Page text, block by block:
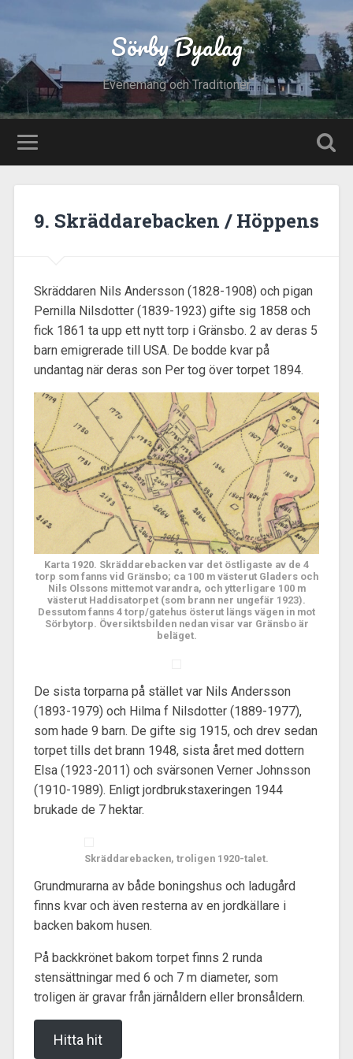
Sörby Byalag
Evenemang och Traditioner
9. Skräddarebacken / Höppens
Skräddaren Nils Andersson (1828-1908) och pigan
Pernilla Nilsdotter (1839-1923) gifte sig 1858 och
fick 1861 ta upp ett nytt torp i Gränsbo. 2 av deras 5
barn emigrerade till USA. De bodde kvar på
undantag när deras son Per tog över torpet 1894.
Karta 1920. Skräddarebacken var det östligaste av de 4
torp som fanns vid Gränsbo; ca 100 m västerut Gladers och
Nils Olssons mittemot varandra, och ytterligare 100 m
västerut Haddisatorpet (som brann ner ungefär 1923).
Dessutom fanns 4 torp/gatehus österut längs vägen in mot
Sörbytorp. Översiktsbilden nedan visar var Gränsbo är
beläget.
De sista torparna på stället var Nils Andersson
(1893-1979) och Hilma f Nilsdotter (1889-1977),
som hade 9 barn. De gifte sig 1915, och drev sedan
torpet tills det brann 1948, sista året med dottern
Elsa (1923-2011) och svärsonen Verner Johnsson
(1910-1989). Enligt jordbrukstaxeringen 1944
brukade de 7 hektar.
Skräddarebacken, troligen 1920-talet.
Grundmurarna av både boningshus och ladugård
finns kvar och även resterna av en jordkällare i
backen bakom husen.
På backkrönet bakom torpet finns 2 runda
stensättningar med 6 och 7 m diameter, som
troligen är gravar från järnåldern eller bronsåldern.
Hitta hit